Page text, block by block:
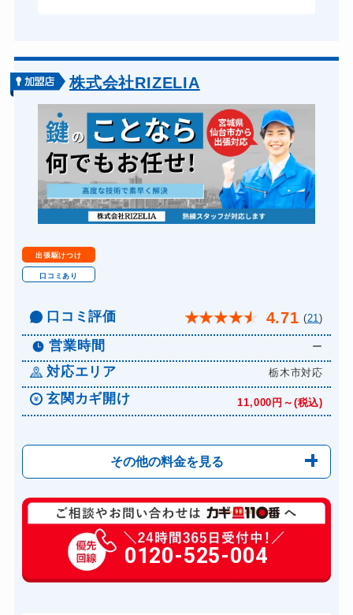
株式会社RIZELIA
出張駆けつけ
口コミあり
口コミ評価 ★★★★★ 4.71 (21)
営業時間 ー
対応エリア 栃木市対応
玄関カギ開け 11,000円～(税込)
その他の料金を見る
玄関カギ修理 6,600円～(税込)
玄関カギ作成 14,300円～(税込)
玄関カギ交換 14,300円～(税込)
0120-525-004